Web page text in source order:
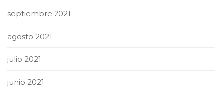
septiembre 2021
agosto 2021
julio 2021
junio 2021